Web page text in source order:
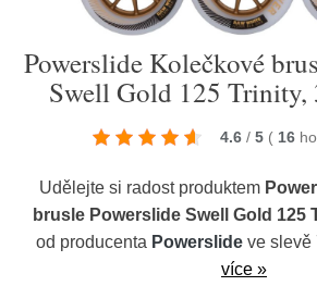
Powerslide Kolečkové
Swell Gold 125 Trinity,
4.6 / 5 ( 16
Udělejte si radost produktem
brusle Powerslide Swell Gold 125
od producenta Powerslide ve slevě
více »